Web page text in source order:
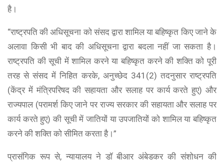
है।
“राष्ट्रपति की अधिसूचना को संसद द्वारा शामिल या बहिष्कृत किए जाने के
अलावा किसी भी बाद की अधिसूचना द्वारा बदला नहीं जा सकता है।
राष्ट्रपति की सूची में शामिल करने या बहिष्कृत करने की शक्ति को पूरी
तरह से संसद में निहित करके, अनुच्छेद 341(2) तदनुसार राष्ट्रपति
(केंद्र में मंत्रिपरिषद की सहायता और सलाह पर कार्य करते हुए) और
राज्यपाल (परामर्श किए जाने पर राज्य सरकार की सहायता और सलाह पर
कार्य करते हुए) की सूची में जातियों या उपजातियों को शामिल या बहिष्कृत
करने की शक्ति को सीमित करता है।”
प्रासंगिक रूप से, न्यायालय ने डॉ बीआर अंबेडकर की संशोधन की